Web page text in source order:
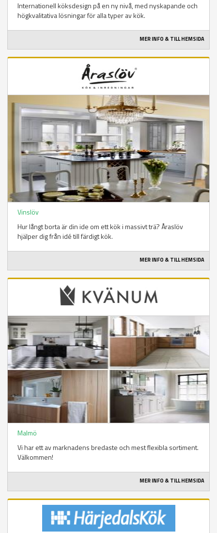
Internationell köksdesign på en ny nivå, med nyskapande och
högkvalitativa lösningar för alla typer av kök.
MER INFO & TILL HEMSIDA
Vinslöv
Hur långt borta är din ide om ett kök i massivt trä? Åraslöv
hjälper dig från idé till färdigt kök.
MER INFO & TILL HEMSIDA
Malmö
Vi har ett av marknadens bredaste och mest flexibla sortiment.
Välkommen!
MER INFO & TILL HEMSIDA